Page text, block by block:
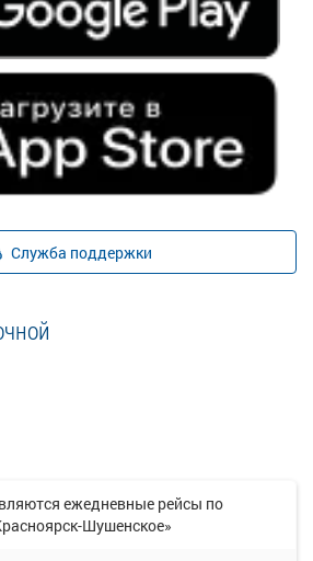
Служба поддержки
ежедневные рейсы по
Шушенское»